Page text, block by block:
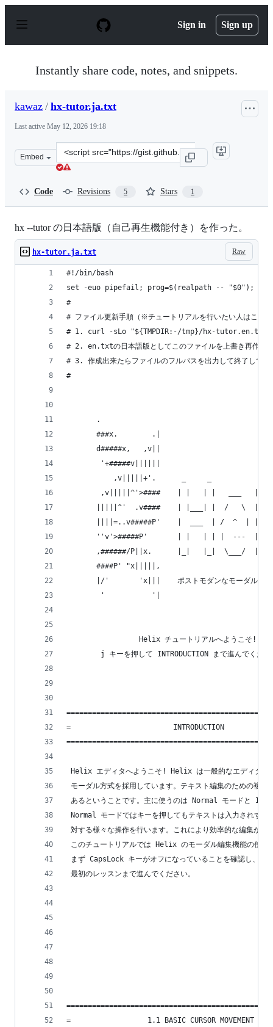
p
Sign in Sign up
Instantly share code, notes, and snippets.
kawaz / hx-tutor.ja.txt
Last active May 12, 2026 19:18
Embed
Clone
this
Code Revisions 5 Stars 1
hx --tutor の日本語版（自己再生機能付き）を作った。
Raw
hx-tutor.ja.txt
#!/bin/bash
set -euo pipefail; prog=$(realpath -- "$0"); exec
#
# ファイル更新手順（※チュートリアルを行いたい人はここ
# 1. curl -sLo "${TMPDIR:-/tmp}/hx-
# 2. en.txtの日本語版としてこのファイルを上書き再作成し
# 3. 作成出来たらファイルのフルパスを出力して終了してく
#
       .
       ###x.        .|
       d#####x,   ,v||
        '+#####v||||||
           ,v|||||+'.      _     _           _
,v|||||^'>####    | |   | |   ___   | |
|||||^'  .v####    | |___| |  /   \  | |
||||=..v#####P'    |  ___  | /  ^  | | |
''v'>#####P'       | |   | | |  ---  | |
,######/P||x.      |_|   |_|  \___/  |_|
       ####P' "x|||||,
|/'       'x|||    ポストモダンなモーダルテキ
        '           '|
                 Helix チュートリアルへようこそ!
j キーを押して INTRODUCTION まで進んでくださ
=                        INTRODUCTION
Helix エディタへようこそ! Helix は一般的なエディタと
モーダル方式を採用しています。テキスト編集のための複数
あるということです。主に使うのは Normal モードと
Normal モードではキーを押してもテキストは入力されず、
対する様々な操作を行います。これにより効率的な編集が可
このチュートリアルでは Helix のモーダル編集機能の使い
まず CapsLock キーがオフになっていることを確認し、j
最初のレッスンまで進んでください。
=                  1.1 BASIC CURSOR